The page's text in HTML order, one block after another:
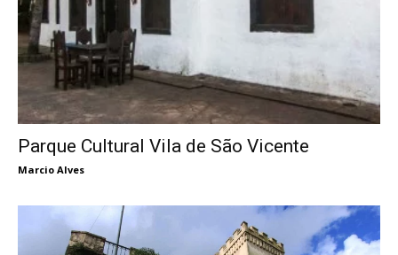
Parque Cultural Vila de São Vicente
Marcio Alves